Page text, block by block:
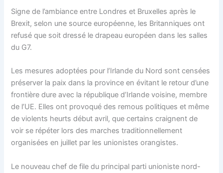
Signe de l’ambiance entre Londres et Bruxelles après le
Brexit, selon une source européenne, les Britanniques ont
refusé que soit dressé le drapeau européen dans les salles
du G7.
Les mesures adoptées pour l’Irlande du Nord sont censées
préserver la paix dans la province en évitant le retour d’une
frontière dure avec la république d’Irlande voisine, membre
de l’UE. Elles ont provoqué des remous politiques et même
de violents heurts début avril, que certains craignent de
voir se répéter lors des marches traditionnellement
organisées en juillet par les unionistes orangistes.
Le nouveau chef de file du principal parti unioniste nord-